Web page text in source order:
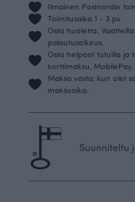
Ilmainen Postnordin
Toimitusaika 1 - 3 pv
Osta huoletta.
palautusoikeus.
Osta helposti tutuilla ja
korttimaksu,
Maksa vasta, kun olet
maksuaika.
Suunniteltu